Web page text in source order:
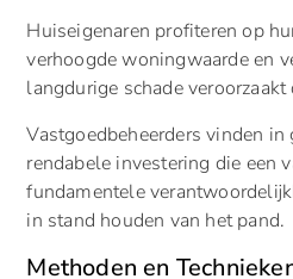
Huiseigenaren profiteren op
verhoogde woningwaarde en
langdurige schade
Vastgoedbeheerders vinden
rendabele investering die een
fundamentele
in stand houden van het pand.
Methoden en